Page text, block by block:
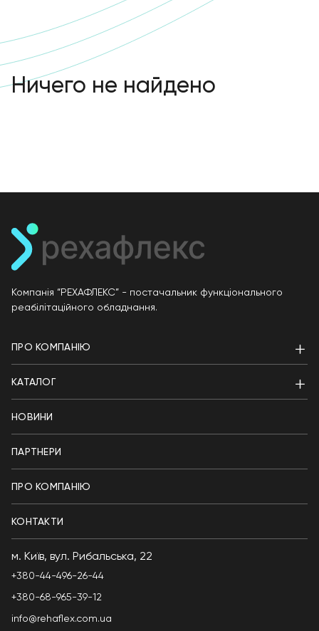
Ничего не найдено
Компанія “РЕХАФЛЕКС” - постачальник функціонального
реабілітаційного обладнання.
ПРО КОМПАНІЮ
КАТАЛОГ
НОВИНИ
ПАРТНЕРИ
ПРО КОМПАНІЮ
КОНТАКТИ
м. Київ, вул. Рибальська, 22
+380-44-496-26-44
+380-68-965-39-12
info@rehaflex.com.ua